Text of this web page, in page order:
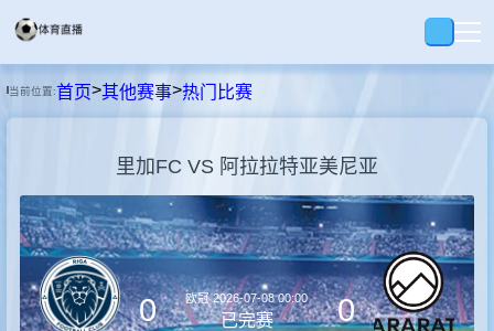
首页
足球
篮球
录播
当前位置:首页>其他赛事>热门比赛
里加FC VS 阿拉拉特亚美尼亚
0 欧冠2026-07-08 00:00
已完赛 0